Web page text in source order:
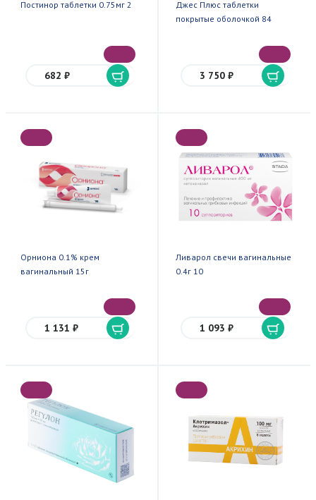
Постинор таблетки 0.75мг 2
682 ₽
Джес Плюс таблетки
покрытые оболочкой 84
3 750 ₽
Орниона 0.1% крем
вагинальный 15г
1 131 ₽
Ливарол свечи вагинальные
0.4г 10
1 093 ₽